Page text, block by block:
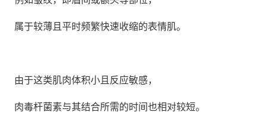
属于较薄且平时频繁快速收缩的表情肌。
由于这类肌肉体积小且反应敏感，
肉毒杆菌素与其结合所需的时间也相对较短。